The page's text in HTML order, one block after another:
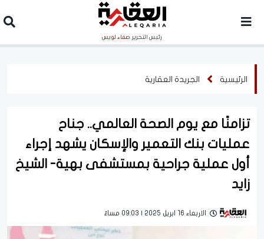
رئيس التحرير صفاء لويس
الرئيسية الجريدة العقارية
تزامنًا مع يوم الصحة العالمي.. جناح
عمليات بنك التعمير والإسكان يشهد إجراء
أول عملية جراحية بمستشفى بهية- الشيخ
زايد
الاربعاء 16 ابريل 2025 | 09:03 مساءً